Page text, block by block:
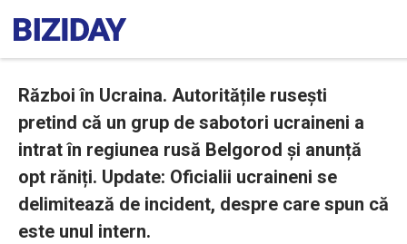
Război în Ucraina. Autoritățile rusești
pretind că un grup de sabotori ucraineni a
intrat în regiunea rusă Belgorod și anunță
opt răniți. Update: Oficialii ucraineni se
delimitează de incident, despre care spun că
este unul intern.